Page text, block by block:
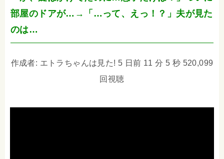
部屋のドアが…→「…って、えっ！？」夫が見た
のは…
作成者: エトラちゃんは見た! 5 日前 11 分 5 秒 520,099
回視聴